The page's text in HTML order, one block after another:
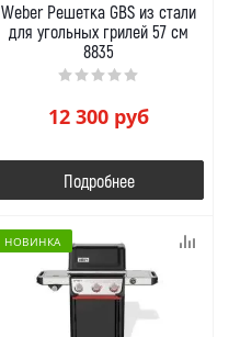
Weber Решетка GBS из стали
для угольных грилей 57 см
8835
12 300 руб
Подробнее
НОВИНКА